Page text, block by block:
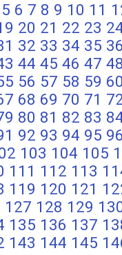
5 6 7 8 9 10 11
20 21 22 23
32 33 34 35
44 45 46 47
56 57 58 59
68 69 70 71
80 81 82 83
92 93 94 95
103 104 105
111 112 113
119 120 121
127 128 129
135 136 137
143 144 145